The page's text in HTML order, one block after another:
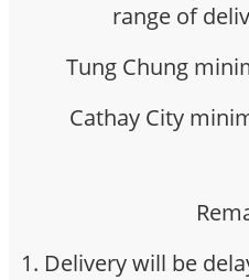
range of
Tung Chung
Cathay City
1. Delivery will be